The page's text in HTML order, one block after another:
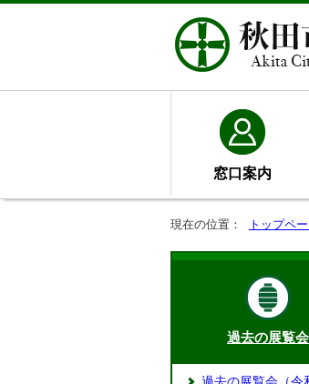
窓口案内
現在の位置： トップペ
過去の展覧会